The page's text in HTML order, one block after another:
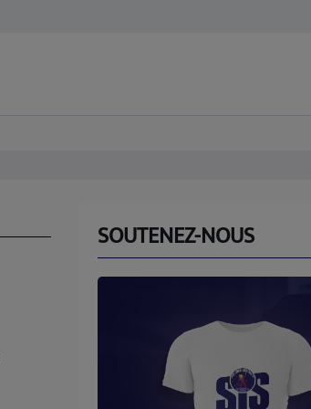
SOUTENEZ-NOUS